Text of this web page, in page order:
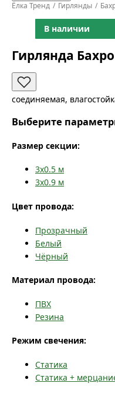
Ёлка Тренд Гирлянды
В наличии
Гирлянда
соединяемая,
Выберите
Размер секции:
3x0.5 м
3x0.9 м
Цвет провода:
Прозрачный
Белый
Чёрный
Материал провода:
ПВХ
Резина
Режим свечения:
Статика
Статика +